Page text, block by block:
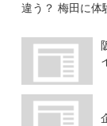
違う？ 梅田に体
店、“1人2杯ま
便利